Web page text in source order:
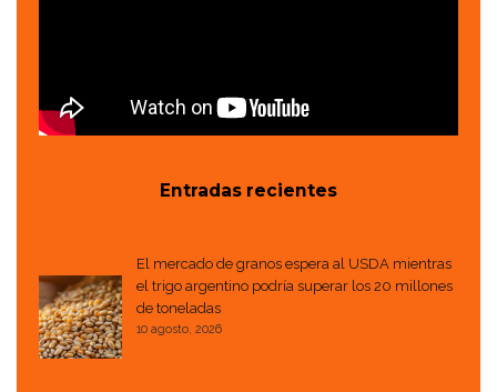
Entradas recientes
El mercado de granos espera al USDA mientras
el trigo argentino podría superar los 20 millones
de toneladas
10 agosto, 2026